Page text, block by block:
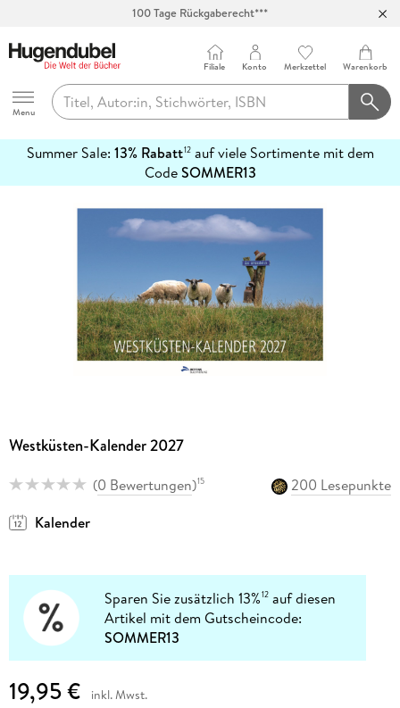
100 Tage Rückgaberecht***
Hugendubel
Menu
Filiale Konto Merkzettel Warenkorb
Summer Sale: 13% Rabatt12auf viele Sortimente mit dem
CodeSOMMER13
erfahren
Westküsten-Kalender 2027
(0 Bewertungen)15
200 Lesepunkte
Kalender
Sparen Sie zusätzlich 13%12 auf diesen
Artikel mit dem Gutscheincode:
SOMMER13
19,95 € inkl. Mwst.